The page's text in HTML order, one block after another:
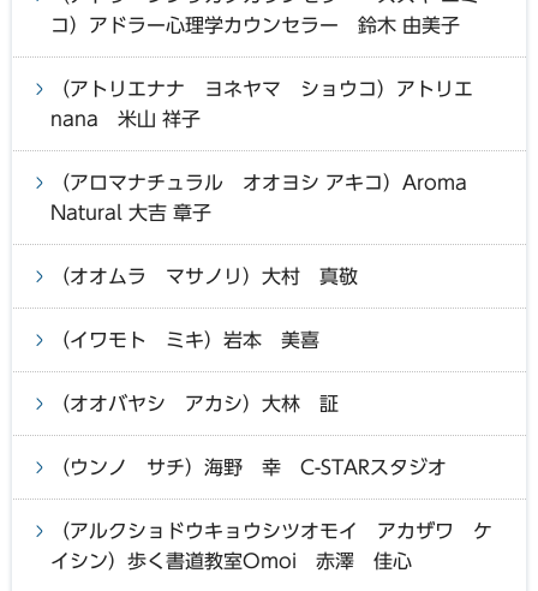
コ）アドラー心理学カウンセラー 鈴木 由美子
（アトリエナナ ヨネヤマ ショウコ）アトリエ
nana 米山 祥子
（アロマナチュラル オオヨシ アキコ）Aroma
Natural 大吉 章子
（オオムラ マサノリ）大村 真敬
（イワモト ミキ）岩本 美喜
（オオバヤシ アカシ）大林 証
（ウンノ サチ）海野 幸 C-STARスタジオ
（アルクショドウキョウシツオモイ アカザワ ケ
イシン）歩く書道教室Omoi 赤澤 佳心